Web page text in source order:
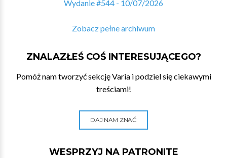
Wydanie #544 - 10/07/2026
Zobacz pełne archiwum
ZNALAZŁEŚ COŚ INTERESUJĄCEGO?
Pomóż nam tworzyć sekcję Varia i podziel się ciekawymi
treściami!
DAJ NAM ZNAĆ
WESPRZYJ NA PATRONITE